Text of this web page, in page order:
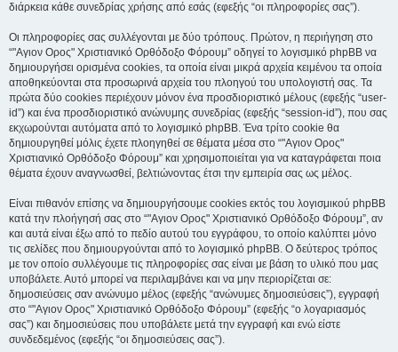
διάρκεια κάθε συνεδρίας χρήσης από εσάς (εφεξής “οι πληροφορίες σας”).
Οι πληροφορίες σας συλλέγονται με δύο τρόπους. Πρώτον, η περιήγηση στο
“"Αγιον Ορος" Χριστιανικό Ορθόδοξο Φόρουμ” οδηγεί το λογισμικό phpBB να
δημιουργήσει ορισμένα cookies, τα οποία είναι μικρά αρχεία κειμένου τα οποία
αποθηκεύονται στα προσωρινά αρχεία του πλοηγού του υπολογιστή σας. Τα
πρώτα δύο cookies περιέχουν μόνον ένα προσδιοριστικό μέλους (εφεξής “user-
id”) και ένα προσδιοριστικό ανώνυμης συνεδρίας (εφεξής “session-id”), που σας
εκχωρούνται αυτόματα από το λογισμικό phpBB. Ένα τρίτο cookie θα
δημιουργηθεί μόλις έχετε πλοηγηθεί σε θέματα μέσα στο “"Αγιον Ορος"
Χριστιανικό Ορθόδοξο Φόρουμ” και χρησιμοποιείται για να καταγράφεται ποια
θέματα έχουν αναγνωσθεί, βελτιώνοντας έτσι την εμπειρία σας ως μέλος.
Είναι πιθανόν επίσης να δημιουργήσουμε cookies εκτός του λογισμικού phpBB
κατά την πλοήγησή σας στο “"Αγιον Ορος" Χριστιανικό Ορθόδοξο Φόρουμ”, αν
και αυτά είναι έξω από το πεδίο αυτού του εγγράφου, το οποίο καλύπτει μόνο
τις σελίδες που δημιουργούνται από το λογισμικό phpBB. Ο δεύτερος τρόπος
με τον οποίο συλλέγουμε τις πληροφορίες σας είναι με βάση το υλικό που μας
υποβάλετε. Αυτό μπορεί να περιλαμβάνει και να μην περιορίζεται σε:
δημοσιεύσεις σαν ανώνυμο μέλος (εφεξής “ανώνυμες δημοσιεύσεις”), εγγραφή
στο “"Αγιον Ορος" Χριστιανικό Ορθόδοξο Φόρουμ” (εφεξής “ο λογαριασμός
σας”) και δημοσιεύσεις που υποβάλετε μετά την εγγραφή και ενώ είστε
συνδεδεμένος (εφεξής “οι δημοσιεύσεις σας”).